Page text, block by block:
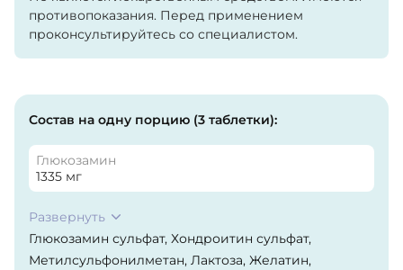
противопоказания. Перед применением
проконсультируйтесь со специалистом.
Состав на одну порцию (3 таблетки):
Глюкозамин
1335 мг
Развернуть
Глюкозамин сульфат, Хондроитин сульфат,
Метилсульфонилметан, Лактоза, Желатин,